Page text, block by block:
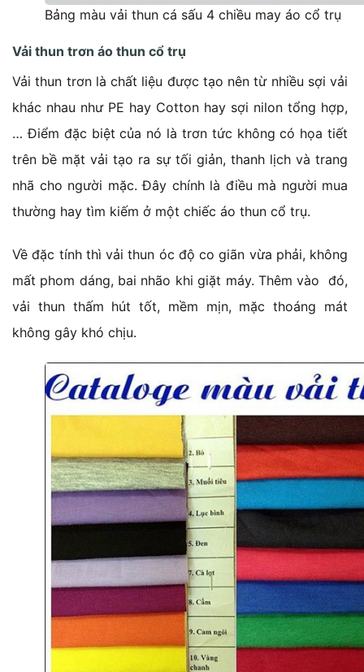
Bảng màu vải thun cá sấu 4 chiều may áo cổ trụ
Vải thun trơn áo thun cổ trụ
Vải thun trơn là chất liệu được tạo nên từ nhiều sợi vải
khác nhau như PE hay Cotton hay sợi nilon tổng hợp,
… Điểm đặc biệt của nó là trơn tức không có họa tiết
trên bề mặt vải tạo ra sự tối giản, thanh lịch và trang
nhã cho người mặc. Đây chính là điều mà người mua
thường hay tìm kiếm ở một chiếc áo thun cổ trụ.
Về đặc tính thì vải thun óc độ co giãn vừa phải, không
mất phom dáng, bai nhão khi giặt máy. Thêm vào đó,
vải thun thấm hút tốt, mềm mịn, mặc thoáng mát
không gây khó chịu.